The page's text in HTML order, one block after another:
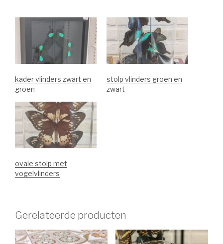
kader vlinders zwart en
groen
stolp vlinders groen en
zwart
ovale stolp met
vogelvlinders
Gerelateerde producten